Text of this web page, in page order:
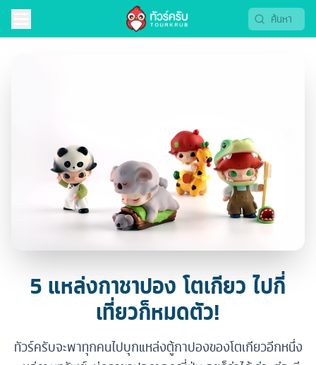
5 แหล่งกาชาปอง โตเกียว ไปกี่
เที่ยวก็หมดตัว!
ทัวร์ครับจะพาทุกคนไปบุกแหล่งตู้กาปองของโตเกียวอีกหนึ่ง